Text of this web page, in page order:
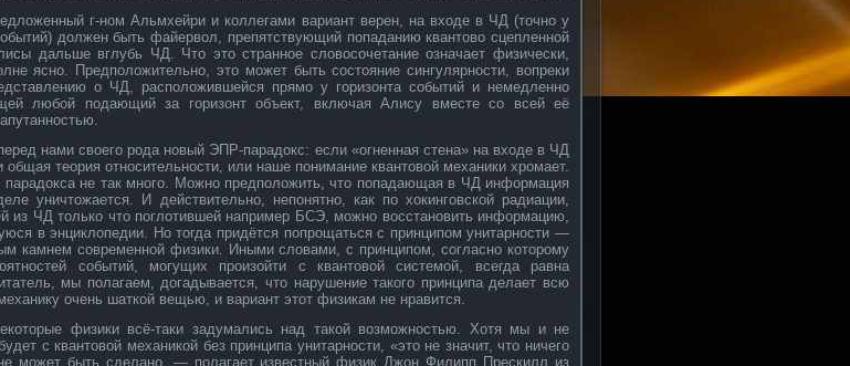
г-ном Альмхейри и коллегами вариант верен, на входе в ЧД (точно у
должен быть файервол, препятствующий попаданию квантово сцепленной
дальше вглубь ЧД. Что это странное словосочетание означает физически,
ясно. Предположительно, это может быть состояние сингулярности, вопреки
о ЧД, расположившейся прямо у горизонта событий и немедленно
любой подающий за горизонт объект, включая Алису вместе со всей её
нами своего рода новый ЭПР-парадокс: если «огненная стена» на входе в ЧД
общая теория относительности, или наше понимание квантовой механики хромает.
парадокса не так много. Можно предположить, что попадающая в ЧД информация
уничтожается. И действительно, непонятно, как по хокинговской радиации,
из ЧД только что поглотившей например БСЭ, можно восстановить информацию,
в энциклопедии. Но тогда придётся попрощаться с принципом унитарности —
камнем современной физики. Иными словами, с принципом, согласно которому
событий, могущих произойти с квантовой системой, всегда равна
мы полагаем, догадывается, что нарушение такого принципа делает всю
очень шаткой вещью, и вариант этот физикам не нравится.
физики всё-таки задумались над такой возможностью. Хотя мы и не
с квантовой механикой без принципа унитарности, «это не значит, что ничего
может быть сделано, — полагает известный физик Джон Филипп Прескилл из